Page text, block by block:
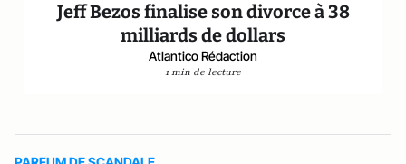
Jeff Bezos finalise son divorce à 38
milliards de dollars
Atlantico Rédaction
1 min de lecture